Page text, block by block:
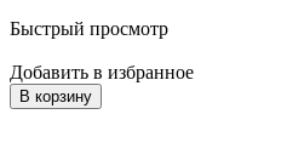
Быстрый просмотр
Добавить в избранное
В корзину